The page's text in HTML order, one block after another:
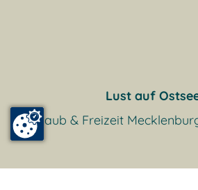
Lust auf
Urlaub & Freizeit